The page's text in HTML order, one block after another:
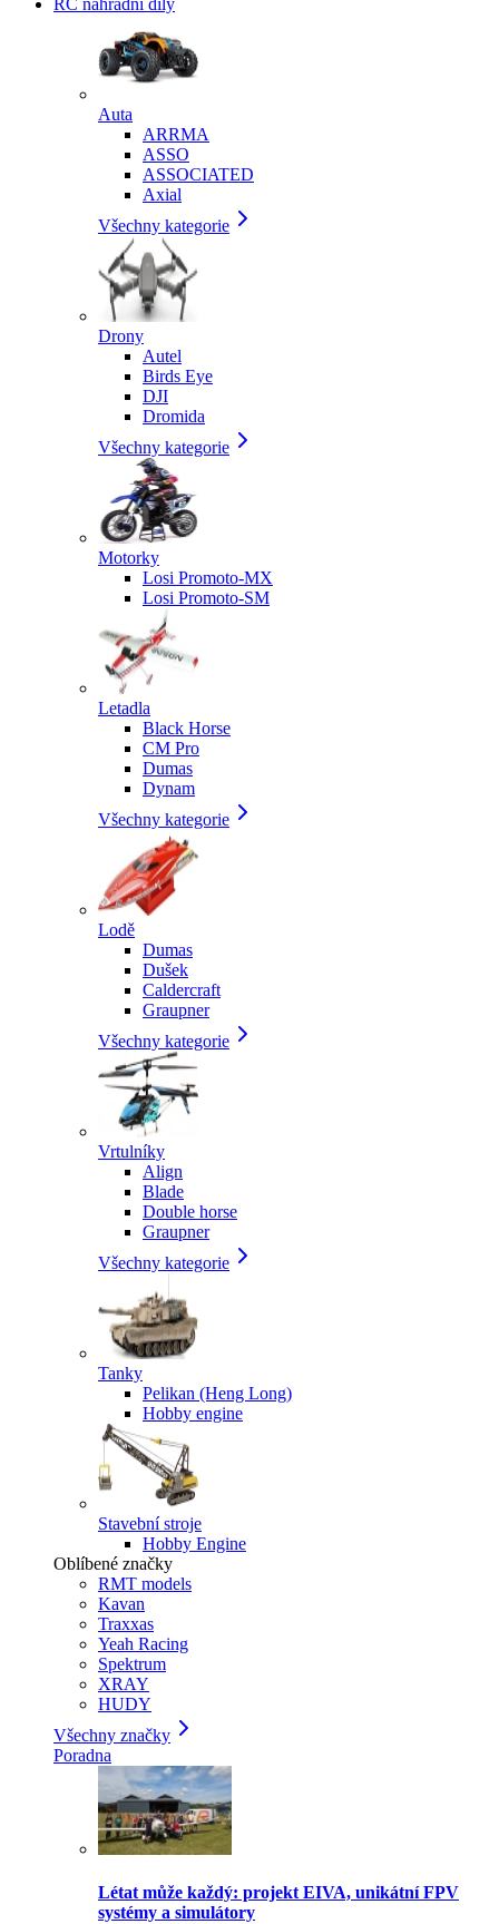
RC náhradní díly
Auta
ARRMA
ASSO
ASSOCIATED
Axial
Všechny kategorie
Drony
Autel
Birds Eye
DJI
Dromida
Všechny kategorie
Motorky
Losi Promoto-MX
Losi Promoto-SM
Letadla
Black Horse
CM Pro
Dumas
Dynam
Všechny kategorie
Lodě
Dumas
Dušek
Caldercraft
Graupner
Všechny kategorie
Vrtulníky
Align
Blade
Double horse
Graupner
Všechny kategorie
Tanky
Pelikan (Heng Long)
Hobby engine
Stavební stroje
Hobby Engine
Oblíbené značky
RMT models
Kavan
Traxxas
Yeah Racing
Spektrum
XRAY
HUDY
Všechny značky
Poradna
Létat může každý: projekt EIVA, unikátní FPV
systémy a simulátory